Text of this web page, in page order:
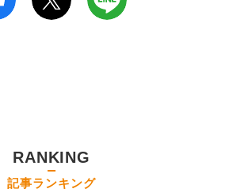
RANKING
記事ランキング